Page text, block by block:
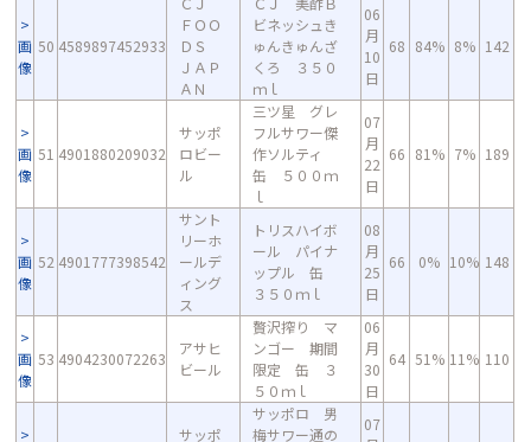
画
像
50 4589897452933
ＦＯＯ
ＤＳ
ＪＡＰ
ＡＮ
ビネッシュき
ゅんきゅんざ
くろ ３５０
ｍｌ
06
月
10
日
68 84% 8% 142
画
像
51 4901880209032
サッポ
ロビー
ル
三ツ星 グレ
フルサワー傑
作ソルティ
缶 ５００ｍ
ｌ
07
月
22
日
66 81% 7% 189
画
像
52 4901777398542
サント
リーホ
ールデ
ィング
ス
トリスハイボ
ール パイナ
ップル 缶
３５０ｍｌ
08
月
25
日
66 0% 10% 148
画
像
53 4904230072263
アサヒ
ビール
贅沢搾り マ
ンゴー 期間
限定 缶 ３
５０ｍｌ
06
月
30
日
64 51% 11% 110
サッポ
サッポロ 男
梅サワー通の
07